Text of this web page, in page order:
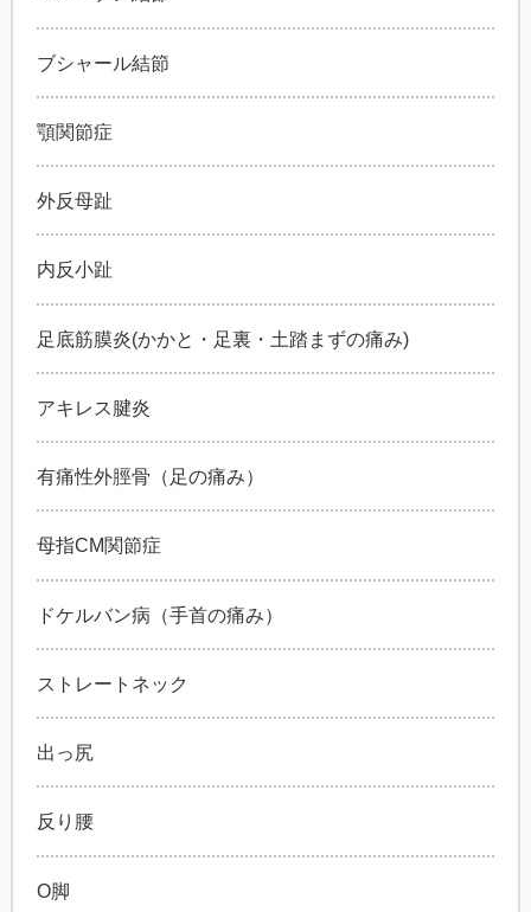
ブシャール結節
顎関節症
外反母趾
内反小趾
足底筋膜炎(かかと・足裏・土踏まずの痛み)
アキレス腱炎
有痛性外脛骨（足の痛み）
母指CM関節症
ドケルバン病（手首の痛み）
ストレートネック
出っ尻
反り腰
O脚